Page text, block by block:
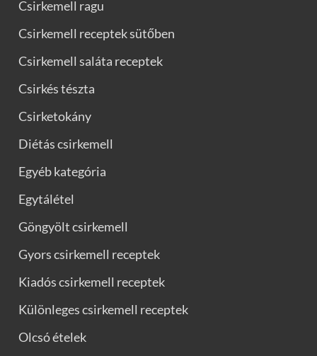
Csirkemell ragu
Csirkemell receptek sütőben
Csirkemell saláta receptek
Csirkés tészta
Csirketokány
Diétás csirkemell
Egyéb kategória
Egytálétel
Göngyölt csirkemell
Gyors csirkemell receptek
Kiadós csirkemell receptek
Különleges csirkemell receptek
Olcsó ételek